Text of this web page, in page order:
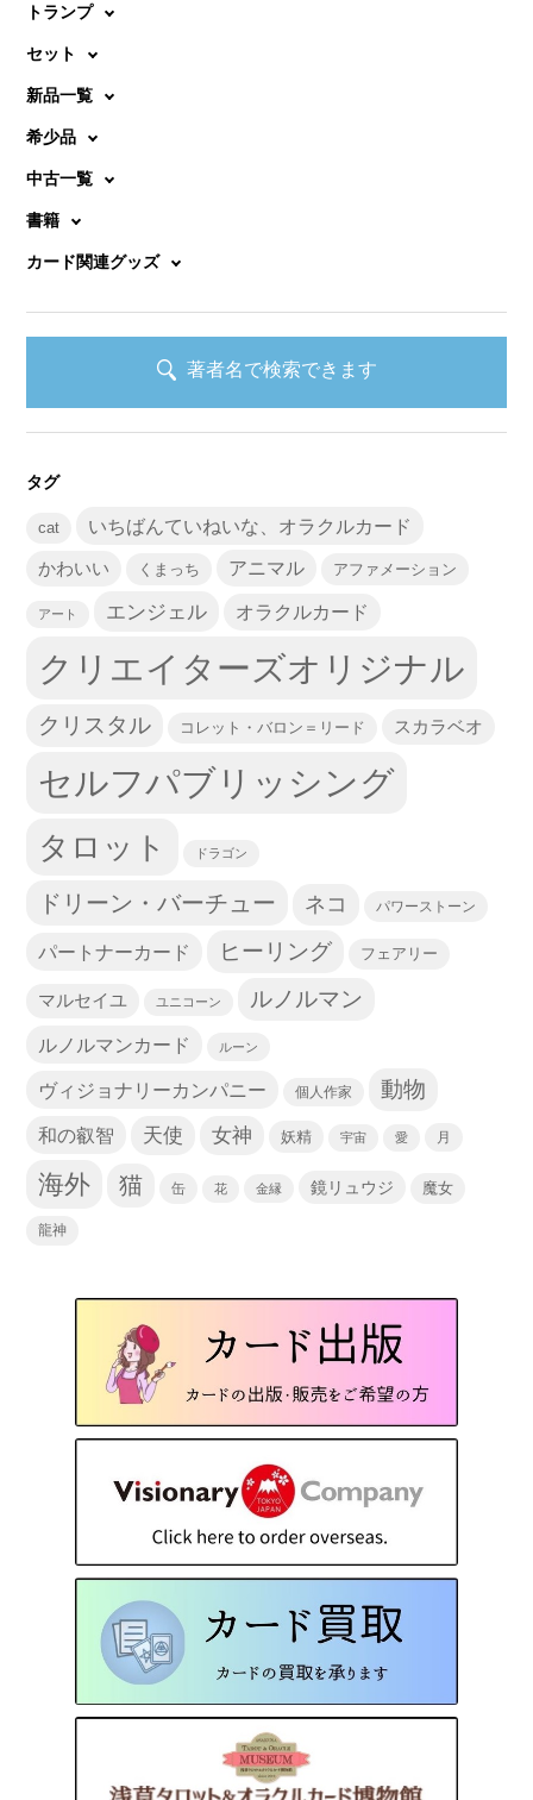
トランプ
セット
新品一覧
希少品
中古一覧
書籍
カード関連グッズ
著者名で検索できます
タグ
cat いちばんていねいな、オラクルカード
かわいい くまっち アニマル アファメーション
アート エンジェル オラクルカード
クリエイターズオリジナル
クリスタル コレット・バロン＝リード スカラベオ
セルフパブリッシング
タロット ドラゴン
ドリーン・バーチュー ネコ パワーストーン
パートナーカード ヒーリング フェアリー
マルセイユ ユニコーン ルノルマン
ルノルマンカード ルーン
ヴィジョナリーカンパニー 個人作家 動物
和の叡智 天使 女神 妖精 宇宙 愛 月
海外 猫 缶 花 金縁 鏡リュウジ 魔女
龍神